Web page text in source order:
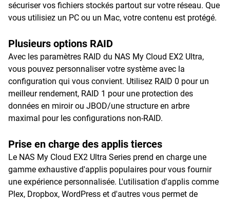
sécuriser vos fichiers stockés partout sur votre réseau. Que
vous utilisiez un PC ou un Mac, votre contenu est protégé.
Plusieurs options RAID
Avec les paramètres RAID du NAS My Cloud EX2 Ultra,
vous pouvez personnaliser votre système avec la
configuration qui vous convient. Utilisez RAID 0 pour un
meilleur rendement, RAID 1 pour une protection des
données en miroir ou JBOD/une structure en arbre
maximal pour les configurations non-RAID.
Prise en charge des applis tierces
Le NAS My Cloud EX2 Ultra Series prend en charge une
gamme exhaustive d'applis populaires pour vous fournir
une expérience personnalisée. L'utilisation d'applis comme
Plex, Dropbox, WordPress et d'autres vous permet de